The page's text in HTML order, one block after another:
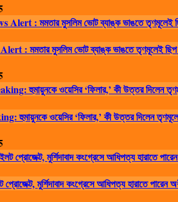
: মমতার মুসলিম ভোট ব্যাঙ্ক ভাঙতে তৃণমূলেই ছিপ
হুমায়ুনকে ওয়েসির ‘ফিলার,’ কী উত্তর দিলেন
প্রোজেক্ট, মুর্শিদাবাদ কংগ্রেসে আধিপত্য হারাতে পারেন